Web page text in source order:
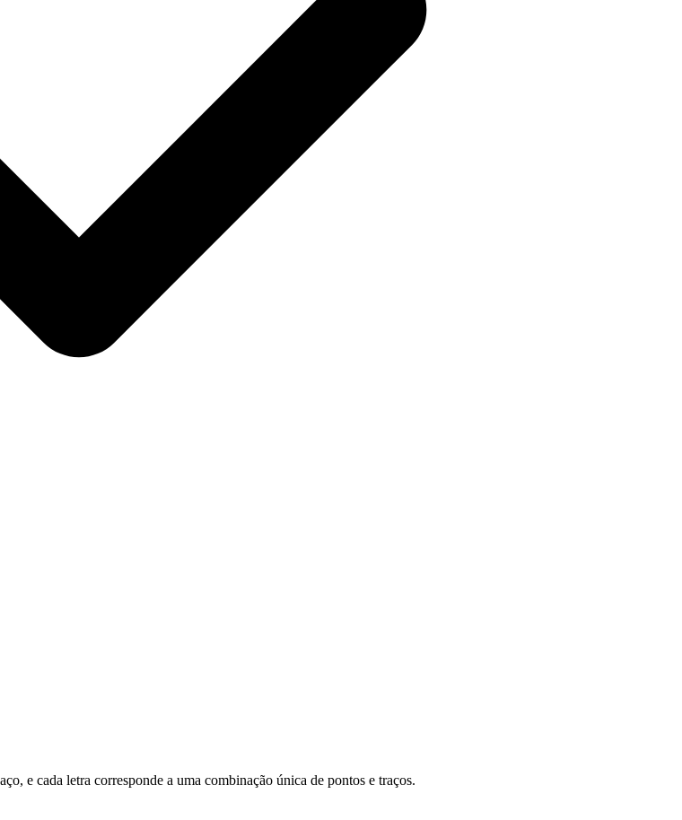
e cada letra corresponde a uma combinação única de pontos e traços.